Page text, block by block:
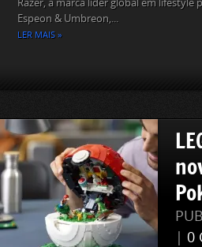
Razer, a marca líder global em
Espeon & Umbreon,...
LER MAIS »
0